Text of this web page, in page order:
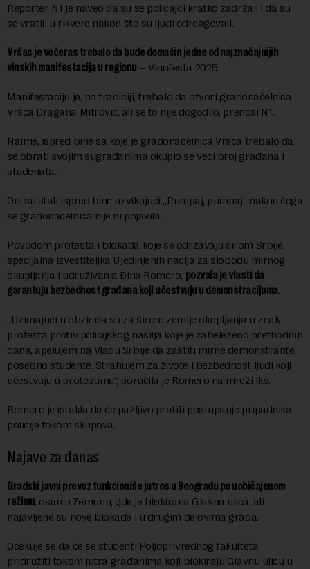
Reporter N1 je naveo da su se policajci kratko zadržali i da su
se vratili u rikverc nakon što su ljudi odreagovali.
Vršac je večeras trebalo da bude domaćin jedne od najznačajnijih
vinskih manifestacija u regionu – Vinofesta 2025.
Manifestaciju je, po tradiciji, trebalo da otvori gradonačelnica
Vršca Dragana Mitrović, ali se to nije dogodilo, prenosi N1.
Naime, ispred bine sa koje je gradonačelnica Vršca trebalo da
se obrati svojim sugrađanima okupio se veći broj građana i
studenata.
Oni su stali ispred bine uzvikujući „Pumpaj, pumpaj“, nakon čega
se gradonačelnica nije ni pojavila.
Povodom protesta i blokada koje se održavaju širom Srbije,
specijalna izvestiteljka Ujedinjenih nacija za slobodu mirnog
okupljanja i udruživanja Đina Romero, pozvala je vlasti da
garantuju bezbednost građana koji učestvuju u demonstracijama.
„Uzimajući u obzir da su za širom zemlje okupljanja u znak
protesta protiv policijskog nasilja koje je zabeleženo prethodnih
dana, apelujem na Vladu Srbije da zaštiti mirne demonstrante,
posebno studente. Strahujem za živote i bezbednost ljudi koji
učestvuju u protestima“, poručila je Romero na mreži Iks.
Romero je istakla da će pažljivo pratiti postupanje pripadnika
policije tokom skupova.
Najave za danas
Gradski javni prevoz funkcioniše jutros u Beogradu po uobičajenom
režimu, osim u Zemunu, gde je blokirana Glavna ulica, ali
najavljene su nove blokade i u drugim delovima grada.
Očekuje se da će se studenti Poljoprivrednog fakulteta
pridružiti tokom jutra građanima koji blokiraju Glavnu ulicu u